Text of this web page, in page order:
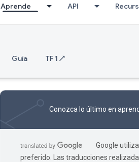
Aprende API
Guía TF 1 ↗
Conozca lo último en
Google
preferido. Las traducciones